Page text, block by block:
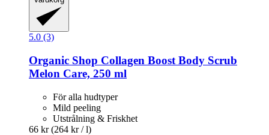
5.0 (3)
Organic Shop Collagen Boost Body Scrub
Melon Care, 250 ml
För alla hudtyper
Mild peeling
Utstrålning & Friskhet
66 kr (264 kr / l)